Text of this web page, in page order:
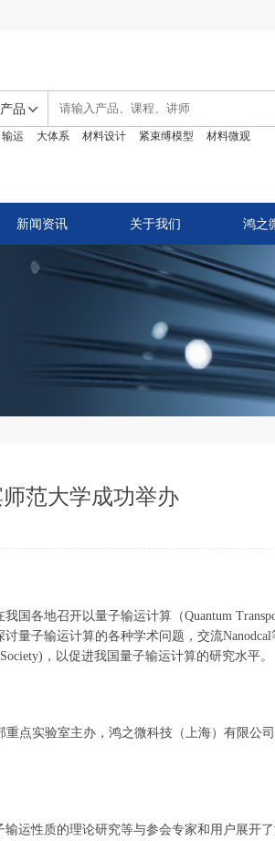
品
输运 大体系 材料设计 紧束缚模型 材料微观
新闻资讯 关于我们 鸿之
范大学成功举办
国各地召开以量子输运计算（Quantum
量子输运计算的各种学术问题，交流
，以促进我国量子输运计算的研究水平。
点实验室主办，鸿之微科技（上海）有限公
运性质的理论研究等与参会专家和用户展开